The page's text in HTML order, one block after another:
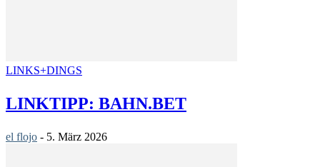
LINKS+DINGS
LINKTIPP: BAHN.BET
el flojo - 5. März 2026